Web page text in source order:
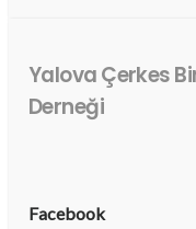
Yalova Çerkes
Derneği
Facebook